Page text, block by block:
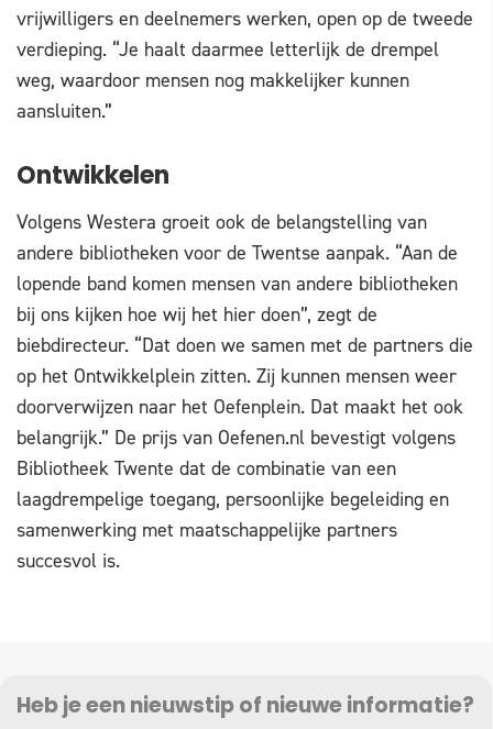
vrijwilligers en deelnemers werken, open op de tweede
verdieping. “Je haalt daarmee letterlijk de drempel
weg, waardoor mensen nog makkelijker kunnen
aansluiten.”
Ontwikkelen
Volgens Westera groeit ook de belangstelling van
andere bibliotheken voor de Twentse aanpak. “Aan de
lopende band komen mensen van andere bibliotheken
bij ons kijken hoe wij het hier doen”, zegt de
biebdirecteur. “Dat doen we samen met de partners die
op het Ontwikkelplein zitten. Zij kunnen mensen weer
doorverwijzen naar het Oefenplein. Dat maakt het ook
belangrijk.” De prijs van Oefenen.nl bevestigt volgens
Bibliotheek Twente dat de combinatie van een
laagdrempelige toegang, persoonlijke begeleiding en
samenwerking met maatschappelijke partners
succesvol is.
Heb je een nieuwstip of nieuwe informatie?